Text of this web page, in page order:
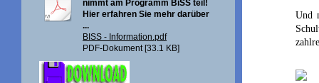
nimmt am Programm BiSS teil!
Hier erfahren Sie mehr darüber
...
BISS - Information.pdf
PDF-Dokument [33.1 KB]
Und